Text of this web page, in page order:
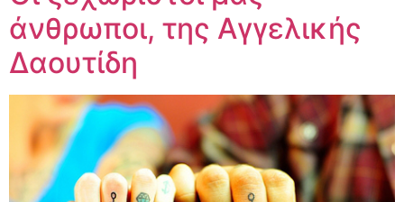
άνθρωποι, της Αγγελικής
Δαουτίδη